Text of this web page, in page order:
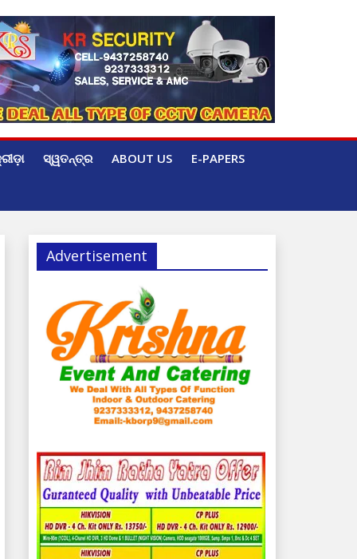
ସ୍ୱତନ୍ତ୍ର ABOUT US E-PAPERS
Advertisement